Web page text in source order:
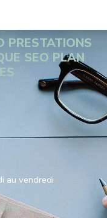
PRESTATIONS
SEO PLAN
au vendredi